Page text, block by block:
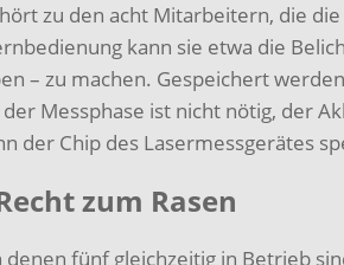
zu den acht Mitarbeitern, die
kann sie etwa die
– zu machen. Gespeichert
Messphase ist nicht nötig, der
der Chip des Lasermessgerätes
zum Rasen
fünf gleichzeitig in Betrieb